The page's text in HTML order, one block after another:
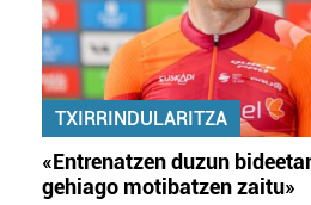
TXIRRINDULARITZA
«Entrenatzen duzun
gehiago motibatzen zaitu»